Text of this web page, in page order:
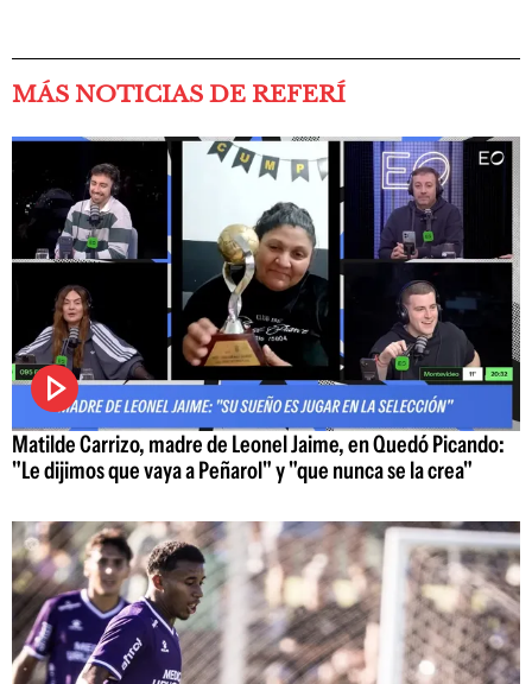
MÁS NOTICIAS DE REFERÍ
Matilde Carrizo, madre de Leonel Jaime, en Quedó Picando:
"Le dijimos que vaya a Peñarol" y "que nunca se la crea"